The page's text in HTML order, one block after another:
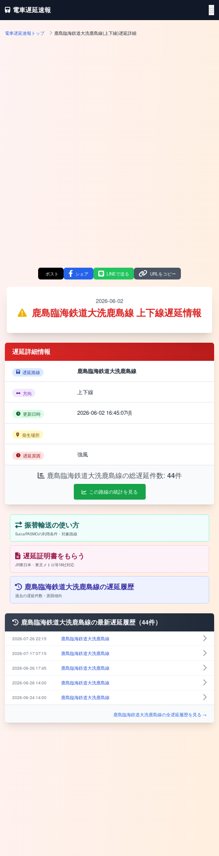
電車遅延速報
電車遅延速報トップ 鹿島臨海鉄道大洗鹿島線(上下線)遅延詳細
ポスト シェア LINEで送る URLをコピー
2026-06-02
鹿島臨海鉄道大洗鹿島線 上下線遅延情報
遅延詳細情報
遅延路線 鹿島臨海鉄道大洗鹿島線
方向 上下線
更新日時 2026-06-02 16:45:07頃
発生場所
遅延原因 強風
鹿島臨海鉄道大洗鹿島線の総遅延件数: 44件
この路線の統計を見る
振替輸送の使い方
Suica/PASMOの利用条件・対象路線
遅延証明書をもらう
JR東日本・東京メトロ等18社対応
鹿島臨海鉄道大洗鹿島線の遅延履歴
過去の遅延件数・原因傾向
鹿島臨海鉄道大洗鹿島線の最新遅延履歴（44件）
2026-07-26 22:15 鹿島臨海鉄道大洗鹿島線
2026-07-17 07:15 鹿島臨海鉄道大洗鹿島線
2026-06-26 17:45 鹿島臨海鉄道大洗鹿島線
2026-06-26 14:00 鹿島臨海鉄道大洗鹿島線
2026-06-24 14:00 鹿島臨海鉄道大洗鹿島線
鹿島臨海鉄道大洗鹿島線の全遅延履歴を見る →